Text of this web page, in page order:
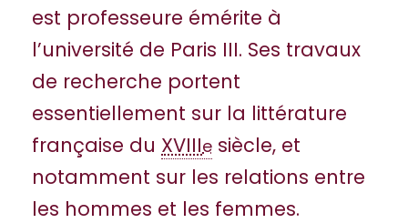
est professeure émérite à
l’université de Paris III. Ses travaux
de recherche portent
essentiellement sur la littérature
française du XVIIIe siècle, et
notamment sur les relations entre
les hommes et les femmes.